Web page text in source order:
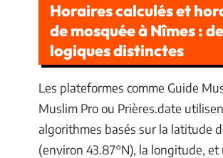
Horaires calculés et
de mosquée à Nîmes :
logiques distinctes
Les plateformes comme Guide
Muslim Pro ou Prières.date
algorithmes basés sur la latitude
(environ 43.87°N), la longitude, et